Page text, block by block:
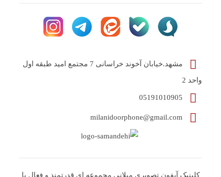
مشهد.خیابان آخوند خراسانی 7 مجتمع امید طبقه اول
واحد 2
کلینیک آیفون تصویری میلانی مجموعه ای قدرتمند و فعال با